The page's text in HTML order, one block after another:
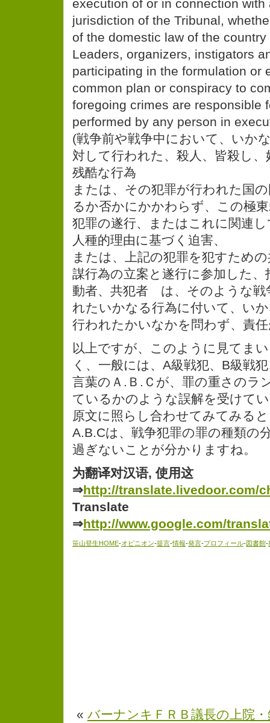
execution of or in connection
jurisdiction of the Tribunal,
of the domestic law of the
Leaders, organizers, instigators
participating in the formulation or
common plan or conspiracy to
foregoing crimes are responsible
performed by any person in
(戦争前や戦争中において、いか
対して行われた、殺人、皆殺し、
残酷な行為
または、その犯罪が行われた国
るか否かにかかわらず、この極
犯罪の遂行、またはこれに関連
人種的理由に基づく迫害、
または、上記の犯罪を犯すため
謀行為の立案と遂行に参加した、
動者、共犯者 は、そのような戦
れたいかなる行為に付いて、い
行われたかいなかを問わず、責
以上ですが、このように見てま
く、一般には、A級戦犯、B級戦
言葉のＡ.Ｂ.Ｃが、罪の重さのラ
ているかのような誤解を受けて
原文に照らし合わせてみてみる
A.B.Cは、戦争犯罪の罪の種類の
過ぎないことが分かりますね。
为翻译对汉语, 使用这
⇒http://translate.livedoor.com/
Translate
⇒http://www.google.com/
笹山登生HOME-オピニオン-提言-情報-発言-プロフィール-図書館-
« バーナンキＦＲＢ議長の上院